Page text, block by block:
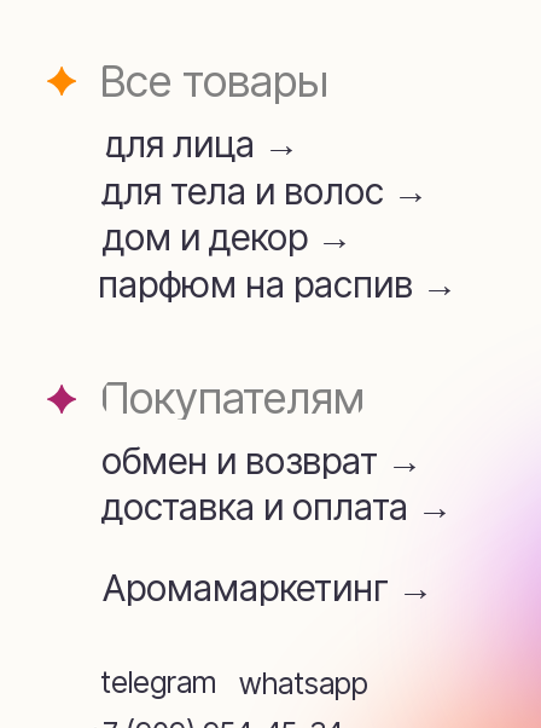
для тела и волос →
дом и декор →
парфюм на распив →
обмен и возврат →
Покупателям
telegram
whatsapp
+7 (909) 954-45-34
Аромамаркетинг →